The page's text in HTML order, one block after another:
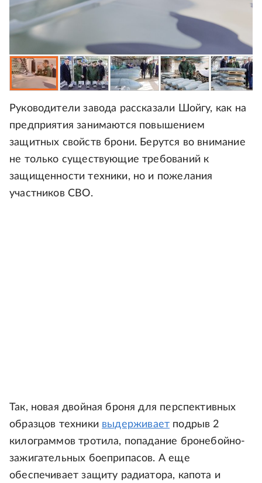
Руководители завода рассказали Шойгу, как на
предприятия занимаются повышением
защитных свойств брони. Берутся во внимание
не только существующие требований к
защищенности техники, но и пожелания
участников СВО.
Так, новая двойная броня для перспективных
образцов техники выдерживает подрыв 2
килограммов тротила, попадание бронебойно-
зажигательных боеприпасов. А еще
обеспечивает защиту радиатора, капота и